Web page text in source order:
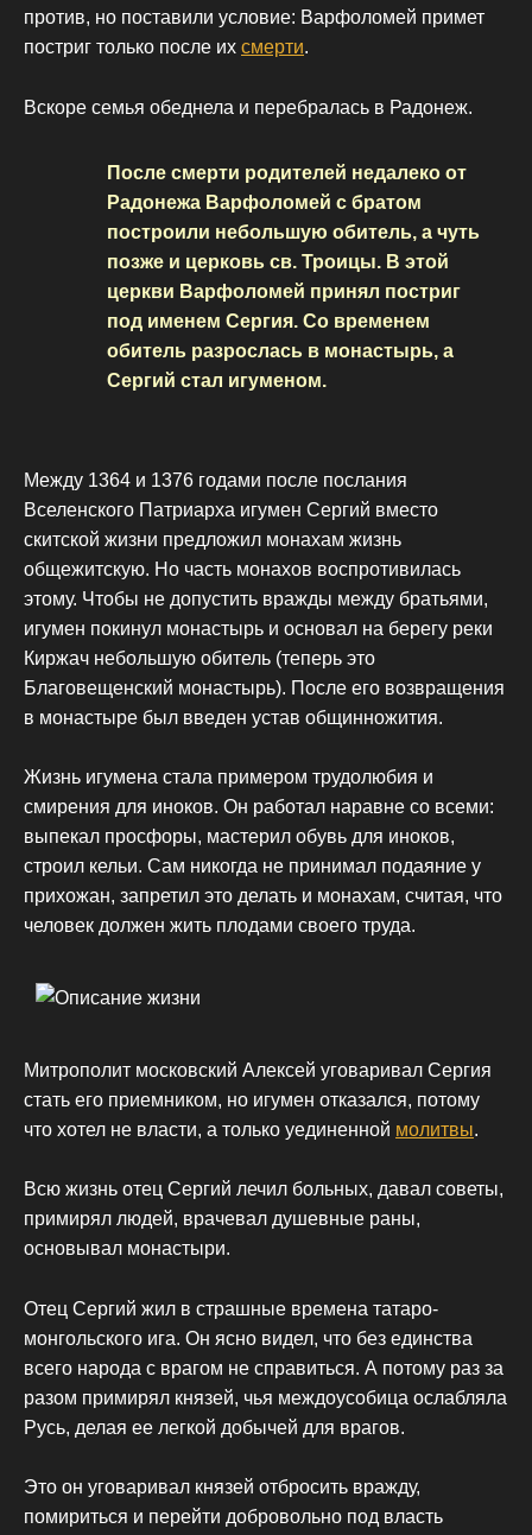
против, но поставили условие: Варфоломей примет
постриг только после их смерти.
Вскоре семья обеднела и перебралась в Радонеж.
После смерти родителей недалеко от
Радонежа Варфоломей с братом
построили небольшую обитель, а чуть
позже и церковь св. Троицы. В этой
церкви Варфоломей принял постриг
под именем Сергия. Со временем
обитель разрослась в монастырь, а
Сергий стал игуменом.
Между 1364 и 1376 годами после послания
Вселенского Патриарха игумен Сергий вместо
скитской жизни предложил монахам жизнь
общежитскую. Но часть монахов воспротивилась
этому. Чтобы не допустить вражды между братьями,
игумен покинул монастырь и основал на берегу реки
Киржач небольшую обитель (теперь это
Благовещенский монастырь). После его возвращения
в монастыре был введен устав общинножития.
Жизнь игумена стала примером трудолюбия и
смирения для иноков. Он работал наравне со всеми:
выпекал просфоры, мастерил обувь для иноков,
строил кельи. Сам никогда не принимал подаяние у
прихожан, запретил это делать и монахам, считая, что
человек должен жить плодами своего труда.
Митрополит московский Алексей уговаривал Сергия
стать его приемником, но игумен отказался, потому
что хотел не власти, а только уединенной молитвы.
Всю жизнь отец Сергий лечил больных, давал советы,
примирял людей, врачевал душевные раны,
основывал монастыри.
Отец Сергий жил в страшные времена татаро-
монгольского ига. Он ясно видел, что без единства
всего народа с врагом не справиться. А потому раз за
разом примирял князей, чья междоусобица ослабляла
Русь, делая ее легкой добычей для врагов.
Это он уговаривал князей отбросить вражду,
помириться и перейти добровольно под власть